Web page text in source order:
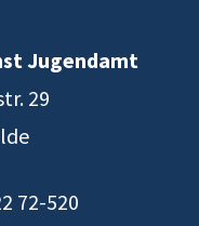
Jugendamt
29
72-520